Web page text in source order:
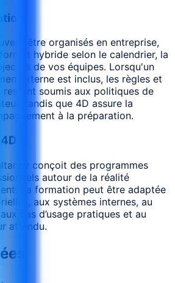
être organisés en entreprise,
hybride selon le calendrier, la
de vos équipes. Lorsqu'un
externe est inclus, les règles et
soumis aux politiques de
tandis que 4D assure la
à la préparation.
conçoit des programmes
autour de la réalité
La formation peut être adaptée
aux systèmes internes, au
cas d’usage pratiques et au
attendu.